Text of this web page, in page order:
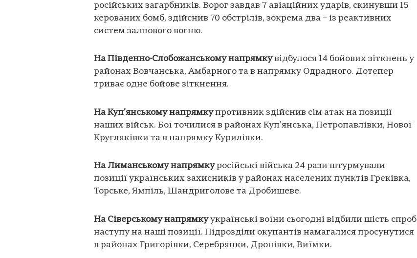
російських загарбників. Ворог завдав 7 авіаційних ударів, скинувши 15
керованих бомб, здійснив 70 обстрілів, зокрема два – із реактивних
систем залпового вогню.
На Південно-Слобожанському напрямкувідбулося 14 бойових зіткнень у
районах Вовчанська, Амбарного та в напрямку Одрадного. Дотепер
триває одне бойове зіткнення.
На Куп’янському напрямкупротивник здійснив сім атак на позиції
наших військ. Бої точилися в районах Куп’янська, Петропавлівки, Нової
Кругляківки та в напрямку Курилівки.
На Лиманському напрямкуросійські війська 24 рази штурмували
позиції українських захисників у районах населених пунктів Греківка,
Торське, Ямпіль, Шандриголове та Дробишеве.
На Сіверському напрямкуукраїнські воїни сьогодні відбили шість спроб
наступу на наші позиції. Підрозділи окупантів намагалися просунутися
в районах Григорівки, Серебрянки, Дронівки, Виїмки.